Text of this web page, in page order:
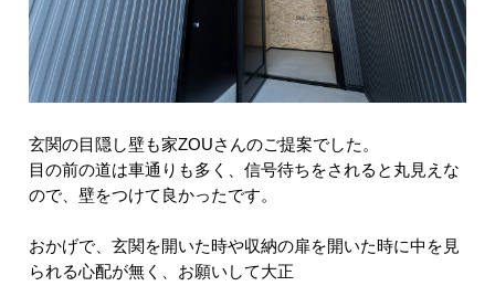
玄関の目隠し壁も家ZOUさんのご提案でした。
目の前の道は車通りも多く、信号待ちをされると丸見えな
ので、壁をつけて良かったです。
おかげで、玄関を開いた時や収納の扉を開いた時に中を見
られる心配が無く、お願いして大正